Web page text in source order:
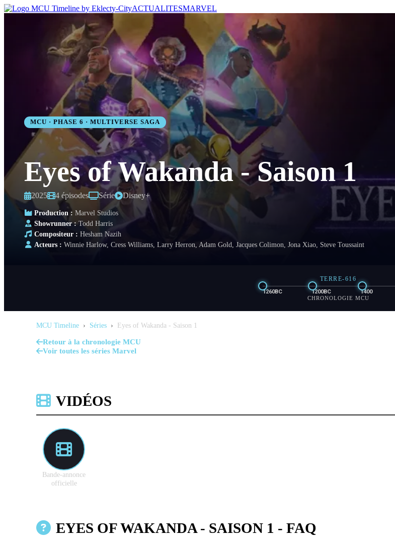
ACTUALITESMARVEL
MCU · PHASE 6 · MULTIVERSE SAGA
Eyes of Wakanda - Saison 1
2025 4 épisodes Série Disney+
Production : Marvel Studios
Showrunner : Todd Harris
Compositeur : Hesham Nazih
Acteurs : Winnie Harlow, Cress Williams, Larry Herron, Adam Gold, Jacques Colimon, Jona Xiao, Steve Toussaint
TERRE-616
1260BC 1200BC 1400
CHRONOLOGIE MCU
MCU Timeline › Séries › Eyes of Wakanda - Saison 1
Retour à la chronologie MCU
Voir toutes les séries Marvel
VIDÉOS
Bande-annonce
officielle
EYES OF WAKANDA - SAISON 1 - FAQ